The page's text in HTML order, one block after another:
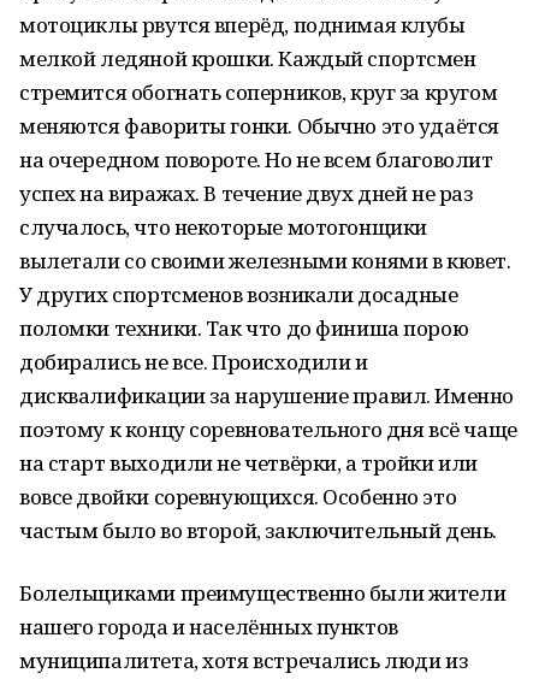
мотоциклы рвутся вперёд, поднимая клубы
мелкой ледяной крошки. Каждый спортсмен
стремится обогнать соперников, круг за кругом
меняются фавориты гонки. Обычно это удаётся
на очередном повороте. Но не всем благоволит
успех на виражах. В течение двух дней не раз
случалось, что некоторые мотогонщики
вылетали со своими железными конями в кювет.
У других спортсменов возникали досадные
поломки техники. Так что до финиша порою
добирались не все. Происходили и
дисквалификации за нарушение правил. Именно
поэтому к концу соревновательного дня всё чаще
на старт выходили не четвёрки, а тройки или
вовсе двойки соревнующихся. Особенно это
частым было во второй, заключительный день.
Болельщиками преимущественно были жители
нашего города и населённых пунктов
муниципалитета, хотя встречались люди из